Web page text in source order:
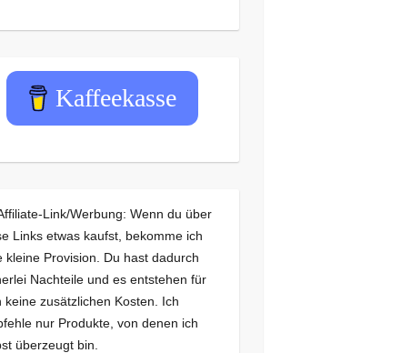
Kaffeekasse
Link/Werbung: Wenn du über
Links etwas kaufst, bekomme ich
kleine Provision. Du hast dadurch
Nachteile und es entstehen für
keine zusätzlichen Kosten. Ich
nur Produkte, von denen ich
überzeugt bin.